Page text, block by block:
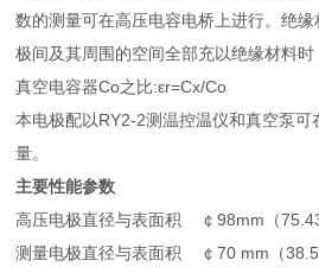
数的测量可在高压电容电桥上进行。绝
极间及其周围的空间全部充以绝缘材料
真空电容器Co之比:εr=Cx/Co
本电极配以RY2-2测温控温仪和真空泵可
量。
主要性能参数
高压电极直径与表面积 ￠98mm（
测量电极直径与表面积 ￠70 mm（